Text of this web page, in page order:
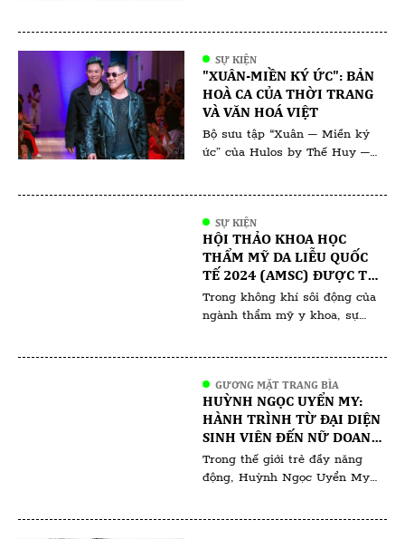
gia, nghệ nhân và đơn vị uy tín
trong ngành. Đứng sau thành
công của sự kiện là Trưởng ban
tổ chức – bà Bùi Thanh Thủy,
[…]
SỰ KIỆN
"XUÂN-MIỀN KÝ ỨC": BẢN
HOÀ CA CỦA THỜI TRANG
VÀ VĂN HOÁ VIỆT
Bộ sưu tập “Xuân – Miền ký
ức” của Hulos by Thế Huy –
xưa – nơi những giá trị truyền
thống hòa quyện cùng ký ức
thân thương. Qua từng đường
nét, chất […]
SỰ KIỆN
HỘI THẢO KHOA HỌC
THẨM MỸ DA LIỄU QUỐC
TẾ 2024 (AMSC) ĐƯỢC TỔ
CHỨC TẠI KUALA LUMPUR
(MALAYSIA)
Trong không khí sôi động của
ngành thẩm mỹ y khoa, sự
làm đẹp. Với sự tham gia của
hàng trăm chuyên gia hàng
đầu đến từ khắp nơi trên thế
giới, hội nghị hứa hẹn mang […]
GƯƠNG MẶT TRANG BÌA
HUỲNH NGỌC UYỂN MY:
HÀNH TRÌNH TỪ ĐẠI DIỆN
SINH VIÊN ĐẾN NỮ DOANH
NHÂN ĐA TÀI
Trong thế giới trẻ đầy năng
động, Huỳnh Ngọc Uyển My